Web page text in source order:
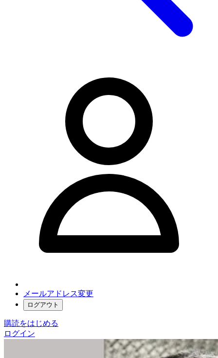
メールアドレス変更
ログアウト
購読をはじめる
ログイン